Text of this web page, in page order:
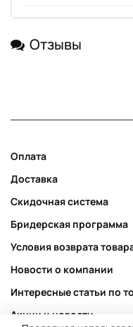
Отзывы
Оплата
Доставка
Скидочная система
Бридерская программа
Условия возврата
Новости о компании
Интересные статьи по
Акции и новости